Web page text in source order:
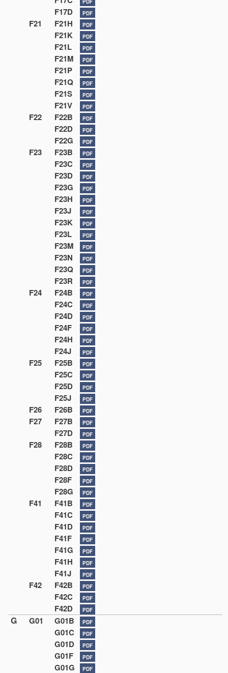
PDF
F17D PDF
F21 F21H PDF
F21K PDF
F21L PDF
F21M PDF
F21P PDF
F21Q PDF
F21S PDF
F21V PDF
F22 F22B PDF
F22D PDF
F22G PDF
F23 F23B PDF
F23C PDF
F23D PDF
F23G PDF
F23H PDF
F23J PDF
F23K PDF
F23L PDF
F23M PDF
F23N PDF
F23Q PDF
F23R PDF
F24 F24B PDF
F24C PDF
F24D PDF
F24F PDF
F24H PDF
F24J PDF
F25 F25B PDF
F25C PDF
F25D PDF
F25J PDF
F26 F26B PDF
F27 F27B PDF
F27D PDF
F28 F28B PDF
F28C PDF
F28D PDF
F28F PDF
F28G PDF
F41 F41B PDF
F41C PDF
F41D PDF
F41F PDF
F41G PDF
F41H PDF
F41J PDF
F42 F42B PDF
F42C PDF
F42D PDF
G G01 G01B PDF
G01C PDF
G01D PDF
G01F PDF
G01G PDF